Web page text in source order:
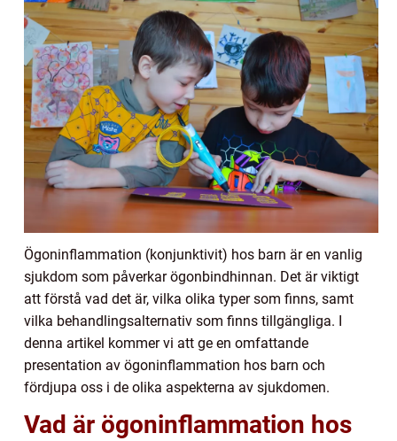
Ögoninflammation (konjunktivit) hos barn är en vanlig
sjukdom som påverkar ögonbindhinnan. Det är viktigt
att förstå vad det är, vilka olika typer som finns, samt
vilka behandlingsalternativ som finns tillgängliga. I
denna artikel kommer vi att ge en omfattande
presentation av ögoninflammation hos barn och
fördjupa oss i de olika aspekterna av sjukdomen.
Vad är ögoninflammation hos